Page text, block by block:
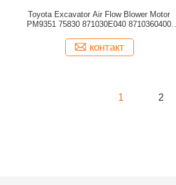
Toyota Excavator Air Flow Blower Motor
PM9351 75830 871030E040 8710360400
контакт
1 2